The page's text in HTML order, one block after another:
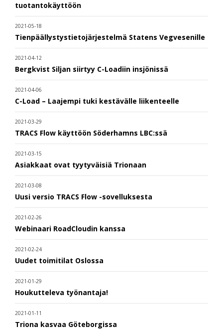
tuotantokäyttöön
2021-05-18
Tienpäällystystietojärjestelmä Statens Vegvesenille
2021-04-12
Bergkvist Siljan siirtyy C-Loadiin insjönissä
2021-04-06
C-Load – Laajempi tuki kestävälle liikenteelle
2021-03-29
TRACS Flow käyttöön Söderhamns LBC:ssä
2021-03-15
Asiakkaat ovat tyytyväisiä Trionaan
2021-03-08
Uusi versio TRACS Flow -sovelluksesta
2021-02-26
Webinaari RoadCloudin kanssa
2021-02-24
Uudet toimitilat Oslossa
2021-01-29
Houkutteleva työnantaja!
2021-01-11
Triona kasvaa Göteborgissa